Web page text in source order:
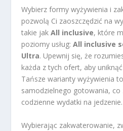
Wybierz formy wyżywienia i
pozwolą Ci zaoszczędzić na
takie jakAll inclusive, które
poziomy usług:All inclusive
Ultra. Upewnij się, że
każda z tych ofert, aby
Tańsze warianty wyżywienia
samodzielnego gotowania, co
codzienne wydatki na jedzenie.
Wybierając zakwaterowanie,